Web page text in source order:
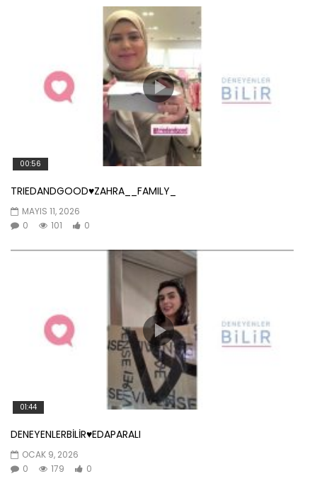
00:56
TRIEDANDGOOD♥️ZAHRA__FAMILY_
MAYIS 11, 2026
0
101 0
01:44
DENEYENLERBİLİR♥️EDAPARALI
OCAK 9, 2026
0
179 0